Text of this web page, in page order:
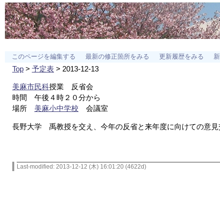
このページを編集する 最新の修正箇所をみる 更新履歴をみる
Top> 予定表> 2013-12-13
美麻市民科授業 反省会
時間 午後４時２０分から
場所 美麻小中学校 会議室
長野大学 禹教授を交え、今年の反省と来年度に向けての意見
Last-modified: 2013-12-12 (木) 16:01:20 (4622d)